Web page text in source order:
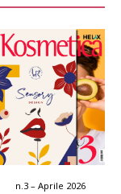
n.3 – Aprile 2026